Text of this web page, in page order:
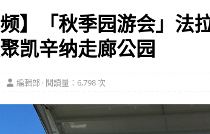
频】「秋季园游会」法
凯辛纳走廊公园
編輯部 · 閱讀量：6,798 次